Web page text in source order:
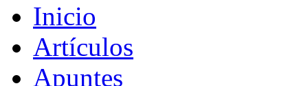
Inicio
Artículos
Apuntes